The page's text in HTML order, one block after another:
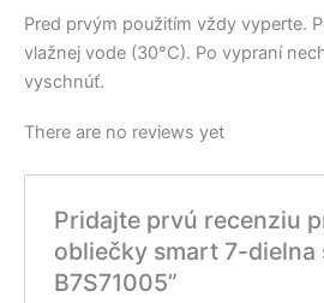
Pred prvým použitím vždy vyperte.
vlažnej vode (30°C). Po vypraní
vyschnúť.
There are no reviews yet
Pridajte prvú recenziu
obliečky smart 7-dielna
B7S71005”